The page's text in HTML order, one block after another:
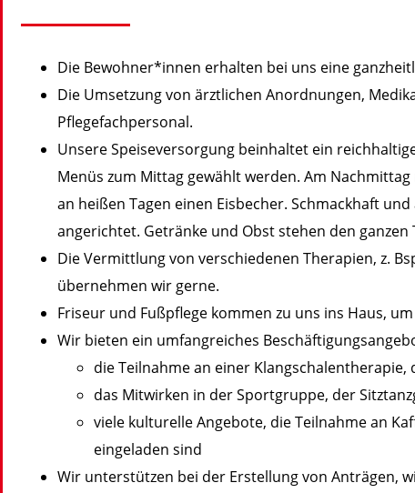
Die Bewohner*innen erhalten bei uns eine
Die Umsetzung von ärztlichen Anordnungen,
Pflegefachpersonal.
Unsere Speiseversorgung beinhaltet ein
Menüs zum Mittag gewählt werden. Am
an heißen Tagen einen Eisbecher. Schmackhaft
angerichtet. Getränke und Obst stehen den ganzen
Die Vermittlung von verschiedenen Therapien, z.
übernehmen wir gerne.
Friseur und Fußpflege kommen zu uns ins Haus,
Wir bieten ein umfangreiches
die Teilnahme an einer
das Mitwirken in der Sportgruppe, der
viele kulturelle Angebote, die Teilnahme an
eingeladen sind
Wir unterstützen bei der Erstellung von Anträgen,